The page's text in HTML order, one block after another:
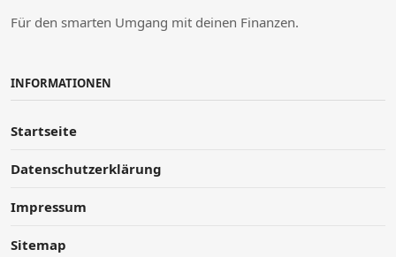
Für den smarten Umgang mit deinen Finanzen.
INFORMATIONEN
Startseite
Datenschutzerklärung
Impressum
Sitemap